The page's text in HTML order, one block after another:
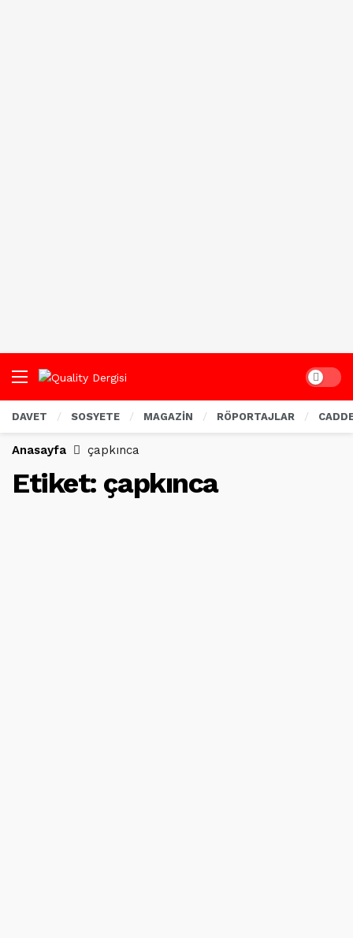
Dark
DAVET SOSYETE MAGAZİN RÖPORTAJLAR
Anasayfa çapkınca
Etiket: çapkınca